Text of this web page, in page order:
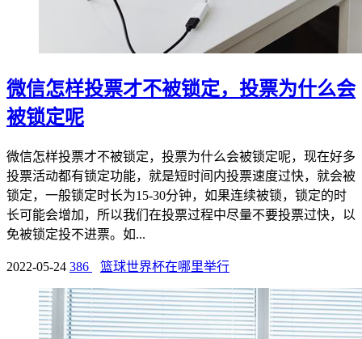
微信怎样投票才不被锁定，投票为什么会
被锁定呢
微信怎样投票才不被锁定，投票为什么会被锁定呢，现在好多
投票活动都有锁定功能，就是短时间内投票速度过快，就会被
锁定，一般锁定时长为15-30分钟，如果连续被锁，锁定的时
长可能会增加，所以我们在投票过程中尽量不要投票过快，以
免被锁定投不进票。如...
2022-05-24 386 篮球世界杯在哪里举行